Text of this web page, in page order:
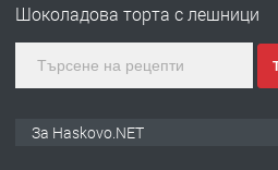
градската
Шоколадова торта с лешници
За Haskovo.NET